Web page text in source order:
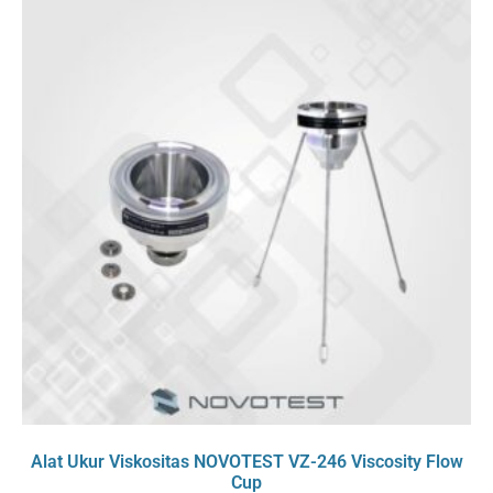
Alat Ukur Viskositas NOVOTEST VZ-246 Viscosity Flow
Cup